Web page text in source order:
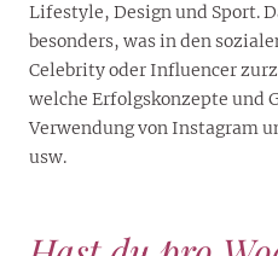
Lifestyle, Design und Sport.
besonders, was in den
Celebrity oder Influencer
welche Erfolgskonzepte und
Verwendung von Instagram
usw.